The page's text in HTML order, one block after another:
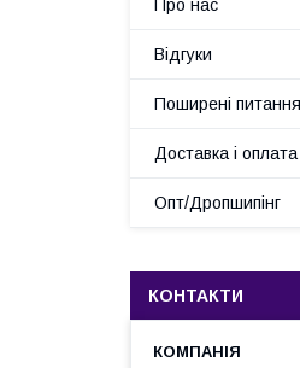
Про нас
Відгуки
Поширені питання
Доставка і оплата
Опт/Дропшипінг
КОНТАКТИ